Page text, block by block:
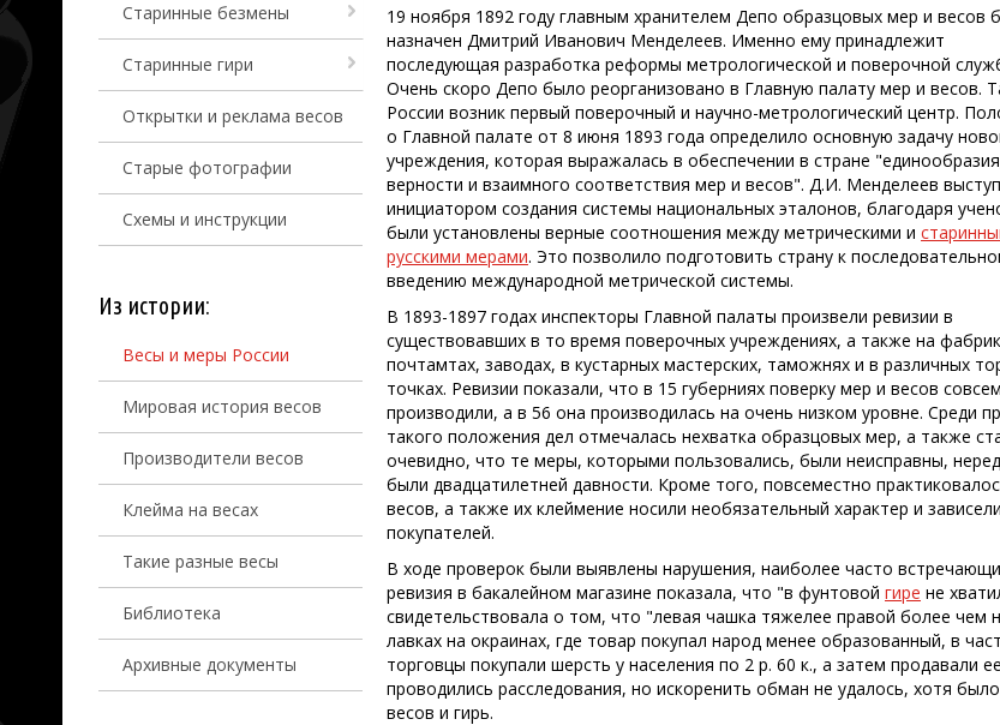
Старинные безмены
Старинные гири
Открытки и реклама весов
Старые фотографии
Схемы и инструкции
Из истории:
Весы и меры России
Мировая история весов
Производители весов
Клейма на весах
Такие разные весы
Библиотека
Архивные документы
19 ноября 1892 году главным хранителем Депо образцовых мер и весов
назначен Дмитрий Иванович Менделеев. Именно ему принадлежит
последующая разработка реформы метрологической и поверочной
Очень скоро Депо было реорганизовано в Главную палату мер и весов.
России возник первый поверочный и научно-метрологический центр.
о Главной палате от 8 июня 1893 года определило основную задачу
учреждения, которая выражалась в обеспечении в стране
верности и взаимного соответствия мер и весов". Д.И. Менделеев
инициатором создания системы национальных эталонов, благодаря
были установлены верные соотношения между метрическими и
русскими мерами. Это позволило подготовить страну к
введению международной метрической системы.
В 1893-1897 годах инспекторы Главной палаты произвели ревизии в
существовавших в то время поверочных учреждениях, а также на
почтамтах, заводах, в кустарных мастерских, таможнях и в различных
точках. Ревизии показали, что в 15 губерниях поверку мер и весов
производили, а в 56 она производилась на очень низком уровне. Среди
такого положения дел отмечалась нехватка образцовых мер, а также
очевидно, что те меры, которыми пользовались, были неисправны,
были двадцатилетней давности. Кроме того, повсеместно
весов, а также их клеймение носили необязательный характер и
покупателей.
В ходе проверок были выявлены нарушения, наиболее часто
ревизия в бакалейном магазине показала, что "в фунтовой гире не
свидетельствовала о том, что "левая чашка тяжелее правой более
лавках на окраинах, где товар покупал народ менее образованный, в
торговцы покупали шерсть у населения по 2 р. 60 к., а затем продавали
проводились расследования, но искоренить обман не удалось, хотя
весов и гирь.